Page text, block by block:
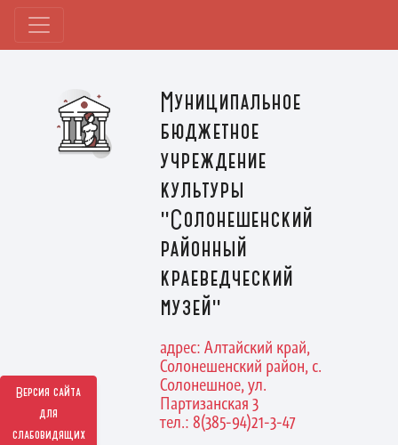
Версия сайта
для
слабовидящих
Муниципальное
бюджетное
учреждение
культуры
"Солонешенский
районный
краеведческий
музей"
адрес: Алтайский край,
Солонешенский район, с.
Солонешное, ул.
Партизанская 3
тел.: 8(385-94)21-3-47